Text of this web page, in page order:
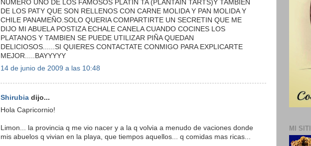
NUMERO UNO DE LOS FAMOSOS PLATIN TA (PLANTAIN TARTS)Y TAMBIEN
DE LOS PATY QUE SON RELLENOS CON CARNE MOLIDA Y PAN MOLIDA Y
CHILE PANAMEÑO.SOLO QUERIA COMPARTIRTE UN SECRETIN QUE ME
DIJO MI ABUELA POSTIZA ECHALE CANELA CUANDO COCINES LOS
PLATANOS Y TAMBIEN SE PUEDE UTILIZAR PIÑA QUEDAN
DELICIOSOS......SI QUIERES CONTACTATE CONMIGO PARA EXPLICARTE
MEJOR.....BAYYYYY
14 de junio de 2009 a las 10:48
Shirubia dijo...
Hola Capricornio!
Limon... la provincia q me vio nacer y a la q volvia a menudo de vaciones donde
mis abuelos q vivian en la playa, que tiempos aquellos... q comidas mas ricas...
MI